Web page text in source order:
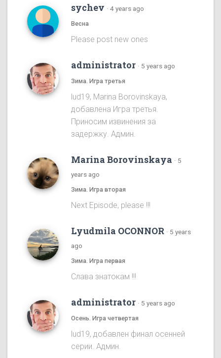
sychev · 4 years ago
Весна
Please post new ones
administrator · 5 years ago
Зима. Игра третья
lud19, Marina Borovinskaya,
добавлена Игра третья.
Приносим извинения за
задержку. Админ.
Marina Borovinskaya · 5
years ago
Зима. Игра вторая
Next Episode, please !!!
Lyudmila OCONNOR · 5 years
ago
Зима. Игра первая
Cлава знатокам !!!
administrator · 5 years ago
Осень. Игра четвертая
lud19, добавлен финал осенней
серии. Админ.